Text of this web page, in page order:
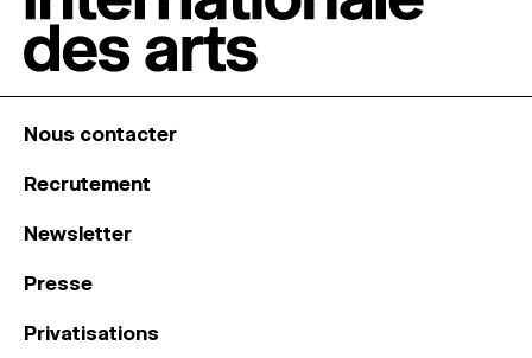
Nous contacter
Recrutement
Newsletter
Presse
Privatisations